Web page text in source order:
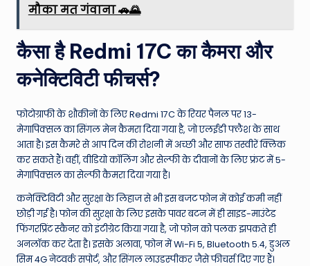
मौका मत गंवाना 🚗🌄
कैसा है Redmi 17C का कैमरा और
कनेक्टिविटी फीचर्स?
फोटोग्राफी के शौकीनों के लिए Redmi 17C के रियर पैनल पर 13-
मेगापिक्सल का सिंगल मेन कैमरा दिया गया है, जो एलईडी फ्लैश के साथ
आता है। इस कैमरे से आप दिन की रोशनी में अच्छी और साफ तस्वीरें क्लिक
कर सकते हैं। वहीं, वीडियो कॉलिंग और सेल्फी के दीवानों के लिए फ्रंट में 5-
मेगापिक्सल का सेल्फी कैमरा दिया गया है।
कनेक्टिविटी और सुरक्षा के लिहाज से भी इस बजट फोन में कोई कमी नहीं
छोड़ी गई है। फोन की सुरक्षा के लिए इसके पावर बटन में ही साइड-माउंटेड
फिंगरप्रिंट स्कैनर को इंटीग्रेट किया गया है, जो फोन को पलक झपकते ही
अनलॉक कर देता है। इसके अलावा, फोन में Wi-Fi 5, Bluetooth 5.4, डुअल
सिम 4G नेटवर्क सपोर्ट, और सिंगल लाउडस्पीकर जैसे फीचर्स दिए गए हैं।